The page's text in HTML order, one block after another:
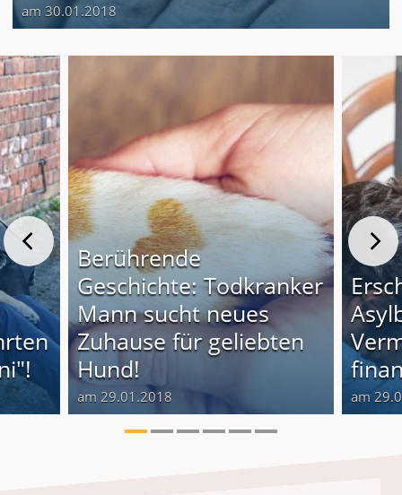
am 30.01.2018
Berührende
Geschichte: Todkranker
Mann sucht neues
Zuhause für geliebten
Hund!
am 29.01.2018 am